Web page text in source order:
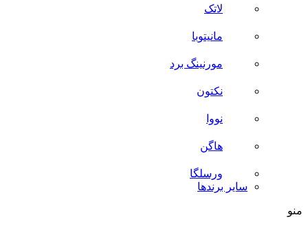
لاتک
مانیتوبا
مورنینگ برد
نکتون
نووا
هاگن
ورسلگا
سایر برند‌ها
منو